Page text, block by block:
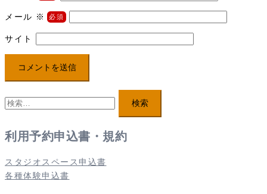
メール ※
サイト
検
索:
利用予約申込書・規約
スタジオスペース申込書
各種体験申込書